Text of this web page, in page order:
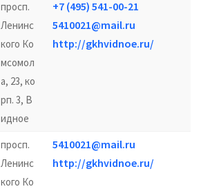
просп.
Ленинс
кого Ко
мсомол
а, 23, ко
рп. 3, В
идное
+7 (495) 541-00-21
5410021@mail.ru
http://gkhvidnoe.ru/
просп.
Ленинс
кого Ко
5410021@mail.ru
http://gkhvidnoe.ru/